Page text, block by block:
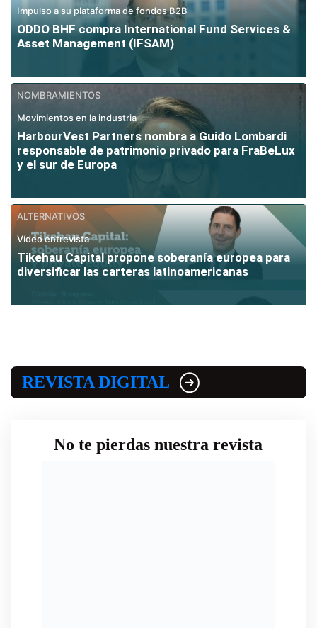
Impulso a su plataforma de fondos B2B
ODDO BHF compra International Fund Services &
Asset Management (IFSAM)
NOMBRAMIENTOS
Movimientos en la industria
HarbourVest Partners nombra a Guido Lombardi
responsable de patrimonio privado para FraBeLux
y el sur de Europa
ALTERNATIVOS
Vídeo entrevista
Tikehau Capital propone soberanía europea para
diversificar las carteras latinoamericanas
REVISTA DIGITAL
No te pierdas nuestra revista